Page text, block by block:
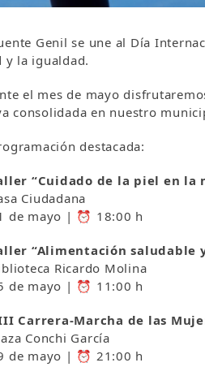
Genil se une al Día
y la igualdad.
el mes de mayo
consolidada en nuestro
destacada:
“Cuidado de la piel en la
Ciudadana
de mayo | ⏰ 18:00 h
“Alimentación saludable
Ricardo Molina
de mayo | ⏰ 11:00 h
Carrera-Marcha de las
Conchi García
de mayo | ⏰ 21:00 h